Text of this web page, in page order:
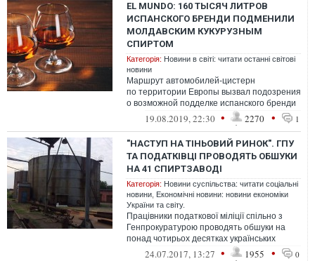
EL MUNDO: 160 ТЫСЯЧ ЛИТРОВ
ИСПАНСКОГО БРЕНДИ ПОДМЕНИЛИ
МОЛДАВСКИМ КУКУРУЗНЫМ
СПИРТОМ
Категорія: Новини в світі: читати останні світові
новини
Маршрут автомобилей-цистерн
по территории Европы вызвал подозрения
о возможной подделке испанского бренди
на международном уровне. Всё началось
19.08.2019, 22:30 • 2270 • 1
"НАСТУП НА ТІНЬОВИЙ РИНОК". ГПУ
ТА ПОДАТКІВЦІ ПРОВОДЯТЬ ОБШУКИ
НА 41 СПИРТЗАВОДІ
Категорія: Новини суспільства: читати соціальні
новини Економічні новини: новини економіки
України та світу.
Працівники податкової міліції спільно з
Генпрокуратурою проводять обшуки на
понад чотирьох десятках українських
заводів з виробництва спирту
24.07.2017, 13:27 • 1955 • 0